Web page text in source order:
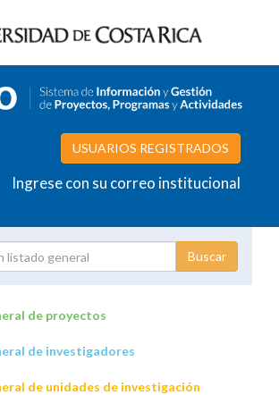
USUARIOS REGISTRADOS
Ingrese con su correo institucional
de investigación
de proyectos
de investigadores
de unidades de investigación